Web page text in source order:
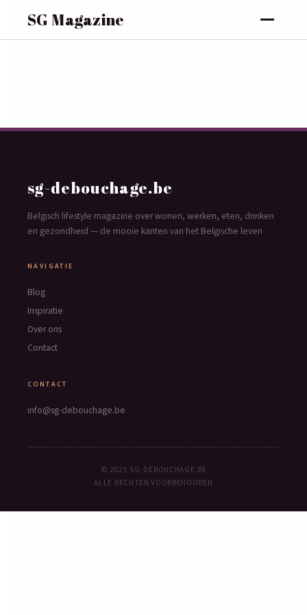
SG Magazine
sg-debouchage.be
Belgisch lifestyle magazine over wonen, werken, eten, drinken
en gezondheid — de mooie kanten van het Belgische leven
NAVIGATIE
Blog
Inspiratie
Over ons
Contact
CONTACT
info@sg-debouchage.be
© 2025 SG-DEBOUCHAGE.BE
ALLE RECHTEN VOORBEHOUDEN